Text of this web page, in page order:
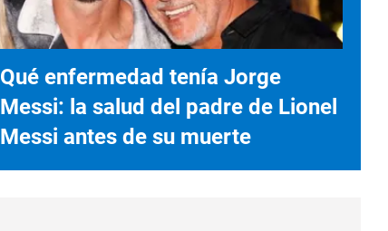
Qué enfermedad tenía Jorge
Messi: la salud del padre de Lionel
Messi antes de su muerte